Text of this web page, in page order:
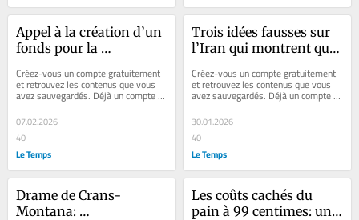
Appel à la création d’un
fonds pour la
Créez-vous un compte gratuitement
et retrouvez les contenus que vous
avez sauvegardés. Déjà un compte ?
Se connecter Faites plaisir à vos...
07.02.2026
40
Le Temps
Trois idées fausses sur
l’Iran qui montrent qu’il
les Iraniens
Créez-vous un compte gratuitement
et retrouvez les contenus que vous
avez sauvegardés. Déjà un compte ?
Se connecter Faites plaisir à vos...
30.01.2026
40
Le Temps
Drame de Crans-
Montana:
Les coûts cachés du
pain à 99 centimes: une